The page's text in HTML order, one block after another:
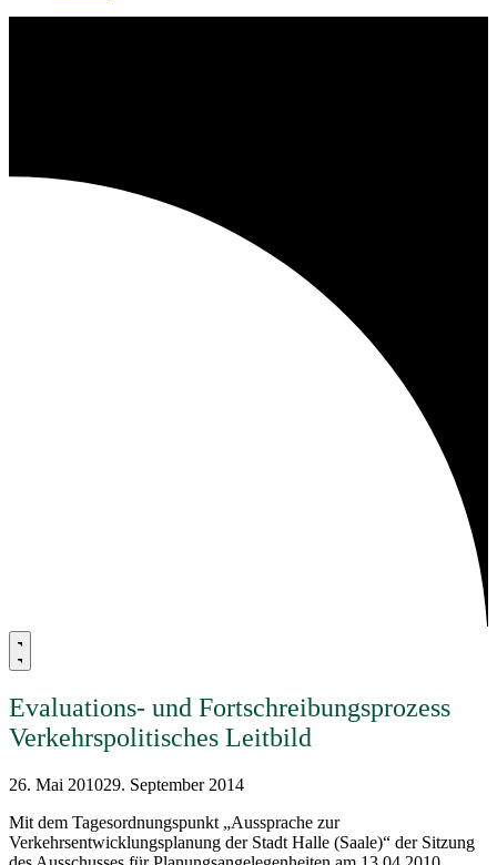
Evaluations- und Fortschreibungsprozess
Verkehrspolitisches Leitbild
26. Mai 201029. September 2014
Mit dem Tagesordnungspunkt „Aussprache zur
Verkehrsentwicklungsplanung der Stadt Halle (Saale)“ der Sitzung